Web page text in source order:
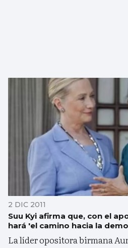
2 DIC 2011
Suu Kyi afirma que, con el
hará 'el camino hacia la
La líder opositora birmana